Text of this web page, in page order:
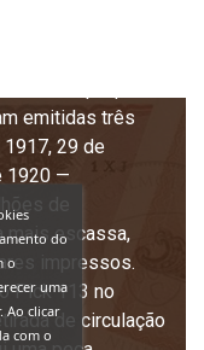
sentada à
emitidas três
29 de
1920 —
de
mais escassa,
impressos.
Pick 113 no
de circulação
do
o
uma
Ao clicar
com o